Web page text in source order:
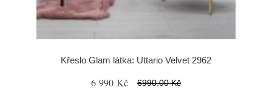
Křeslo Glam látka: Uttario Velvet 2962
6 990 Kč 6990.00 Kč